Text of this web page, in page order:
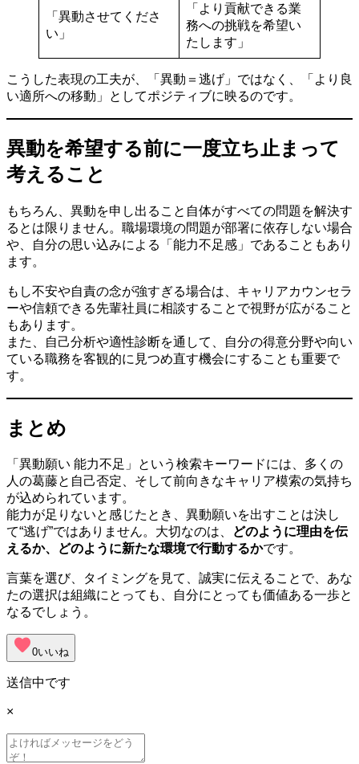
「異動させてくださ
い」
「より貢献できる業
務への挑戦を希望い
たします」
こうした表現の工夫が、「異動＝逃げ」ではなく、「より良
い適所への移動」としてポジティブに映るのです。
異動を希望する前に一度立ち止まって
考えること
もちろん、異動を申し出ること自体がすべての問題を解決す
るとは限りません。職場環境の問題が部署に依存しない場合
や、自分の思い込みによる「能力不足感」であることもあり
ます。
もし不安や自責の念が強すぎる場合は、キャリアカウンセラ
ーや信頼できる先輩社員に相談することで視野が広がること
もあります。
また、自己分析や適性診断を通して、自分の得意分野や向い
ている職務を客観的に見つめ直す機会にすることも重要で
す。
まとめ
「異動願い 能力不足」という検索キーワードには、多くの
人の葛藤と自己否定、そして前向きなキャリア模索の気持ち
が込められています。
能力が足りないと感じたとき、異動願いを出すことは決し
て“逃げ”ではありません。大切なのは、
どのように理由を伝
えるか、どのように新たな環境で行動するかです。
言葉を選び、タイミングを見て、誠実に伝えることで、あな
たの選択は組織にとっても、自分にとっても価値ある一歩と
なるでしょう。
favorite0いいね
送信中です
×